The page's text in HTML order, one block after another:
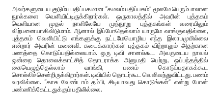
அவர்களுடைய குடும்ப பதிப்பகமான “கமலம் பதிப்பகம்” மூலமே பெரும்பாலான
நூல்களை வெளியிட்டிருக்கிறார்கள். ஒருகாலத்தில் அவரின் புத்தகம்
வெளியான முதல் நாளிலேயே முந்நூறு புத்தகங்கள் வரையிலும்
விற்பனையாகிவிடுமாம். ஆனால் இப்போதெல்லாம் யாருமே வாங்குவதில்லை,
புத்தகம் வெளியிட்டு எங்களுக்கு நட்டமேயொழிய எந்த இலாபமுமில்லை
என்றார் அவரின் மனைவி. கடைக்காரர்கள் புத்தகம் விற்றாலும் அதற்கான
பணத்தை கொடுப்பதில்லையாம். ஒரு டிவி சானல்கூட அவருடைய நாவல்
ஒன்றை தொலைக்காட்சித் தொடராக்க அனுமதி பெற்று, ஒப்பந்தத்தில்
கையெழுத்தெல்லாம் வாங்கி, பணம் கொடுப்பதாகக்கூட
சொல்லிச்சென்றிருக்கிறார்கள். டிவியில் தொடர்கூட வெளிவந்துவிட்டது. பணம்
வரவில்லை. “காசு வேண்டாம் தம்பி, சிடியாவது கொடுங்கள்” என்று போன்
பண்ணிக்கேட்டதுக்கும் பதிலில்லை.